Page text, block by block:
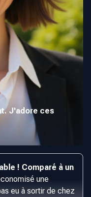
J'adore ces
! Comparé à un
une
eu à sortir de chez